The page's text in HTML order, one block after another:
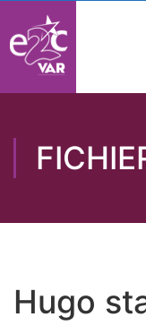
Hugo